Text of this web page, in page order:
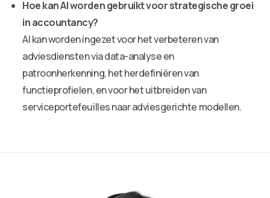
Hoe kan AI worden gebruikt voor strategische groei
in accountancy?
AI kan worden ingezet voor het verbeteren van
adviesdiensten via data-analyse en
patroonherkenning, het herdefiniëren van
functieprofielen, en voor het uitbreiden van
serviceportefeuilles naar adviesgerichte modellen.